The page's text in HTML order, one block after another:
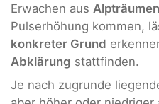
Erwachen aus Alpträumen
Pulserhöhung kommen,
konkreter Grund
Abklärung stattfinden.
Je nach zugrunde